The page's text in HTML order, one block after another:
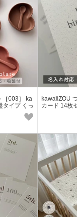
［003］ ka
タイプ くっ
kawaiiZOU
カード 14枚